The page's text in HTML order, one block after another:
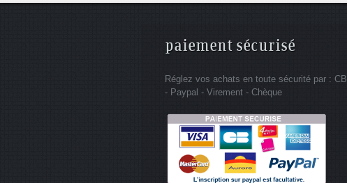
paiement sécurisé
Réglez vos achats en toute sécurité par : CB
- Paypal - Virement - Chèque